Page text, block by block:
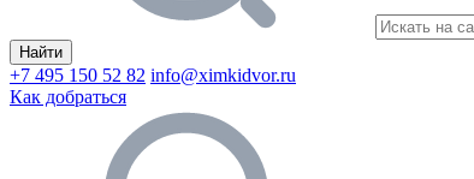
Найти
+7 495 150 52 82 info@ximkidvor.ru
Как добраться